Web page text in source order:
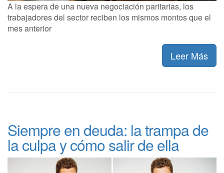
A la espera de una nueva negociación paritarias, los
trabajadores del sector reciben los mismos montos que el
mes anterior
Leer Más
Siempre en deuda: la trampa de
la culpa y cómo salir de ella